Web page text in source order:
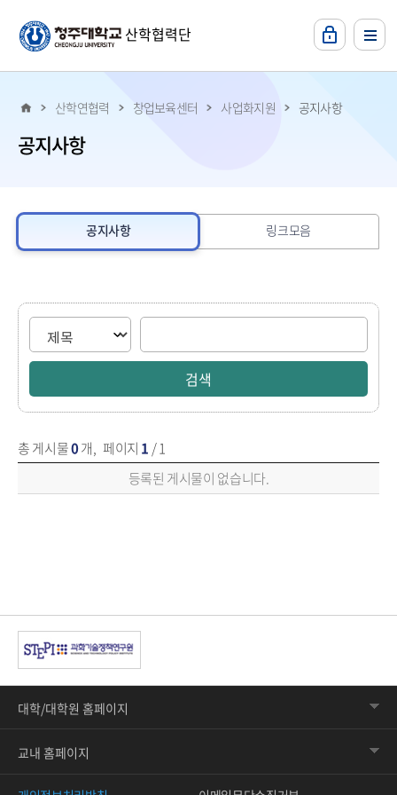
산학협력단
산학연협력 창업보육센터 사업화지원 공지사항
공지사항
공지사항 링크모음
총 게시물0개, 페이지 1 / 1
등록된 게시물이 없습니다.
대학/대학원 홈페이지
교내 홈페이지